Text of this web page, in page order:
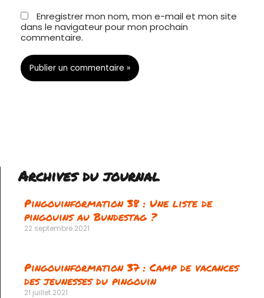
Enregistrer mon nom, mon e-mail et mon site
dans le navigateur pour mon prochain
commentaire.
Archives du journal
Pingouinformation 38 : Une liste de
pingouins au Bundestag ?
22 septembre 2021
Pingouinformation 37 : Camp de vacances
des jeunesses du pingouin
21 juillet 2021